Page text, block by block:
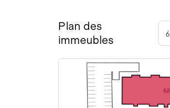
Plan des
immeubles